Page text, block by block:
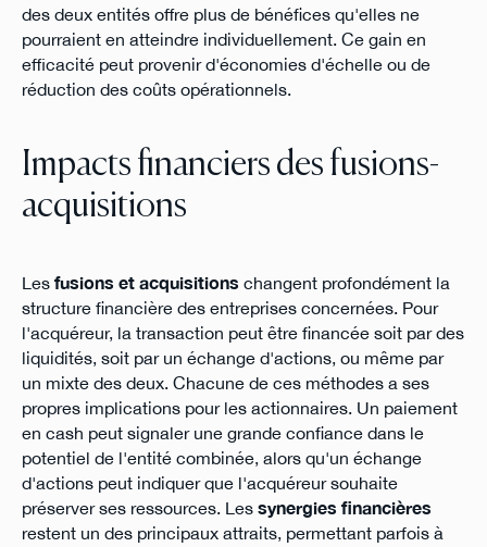
des deux entités offre plus de bénéfices qu'elles ne
pourraient en atteindre individuellement. Ce gain en
efficacité peut provenir d'économies d'échelle ou de
réduction des coûts opérationnels.
Impacts financiers des fusions-
acquisitions
Les fusions et acquisitions changent profondément la
structure financière des entreprises concernées. Pour
l'acquéreur, la transaction peut être financée soit par des
liquidités, soit par un échange d'actions, ou même par
un mixte des deux. Chacune de ces méthodes a ses
propres implications pour les actionnaires. Un paiement
en cash peut signaler une grande confiance dans le
potentiel de l'entité combinée, alors qu'un échange
d'actions peut indiquer que l'acquéreur souhaite
préserver ses ressources. Les synergies financières
restent un des principaux attraits, permettant parfois à